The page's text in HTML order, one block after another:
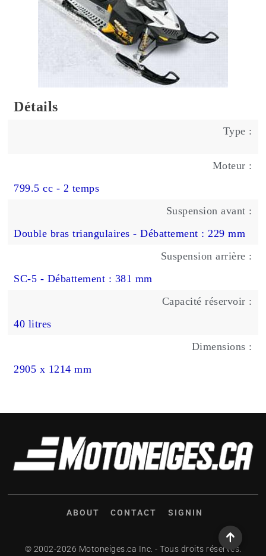
Détails
Type :
Moteur :
799.5 cc - 2 temps
Suspension avant :
Double bras triangulaires - Débattement : 229 mm
Suspension arrière :
SC-5 - Débattement : 381 mm
Capacité réservoir :
40 litres
Dimensions :
2905 x 1214 mm
ABOUT CONTACT SIGNIN
© 2002-2026 Motoneiges.ca Inc. - Tous droits réservés.